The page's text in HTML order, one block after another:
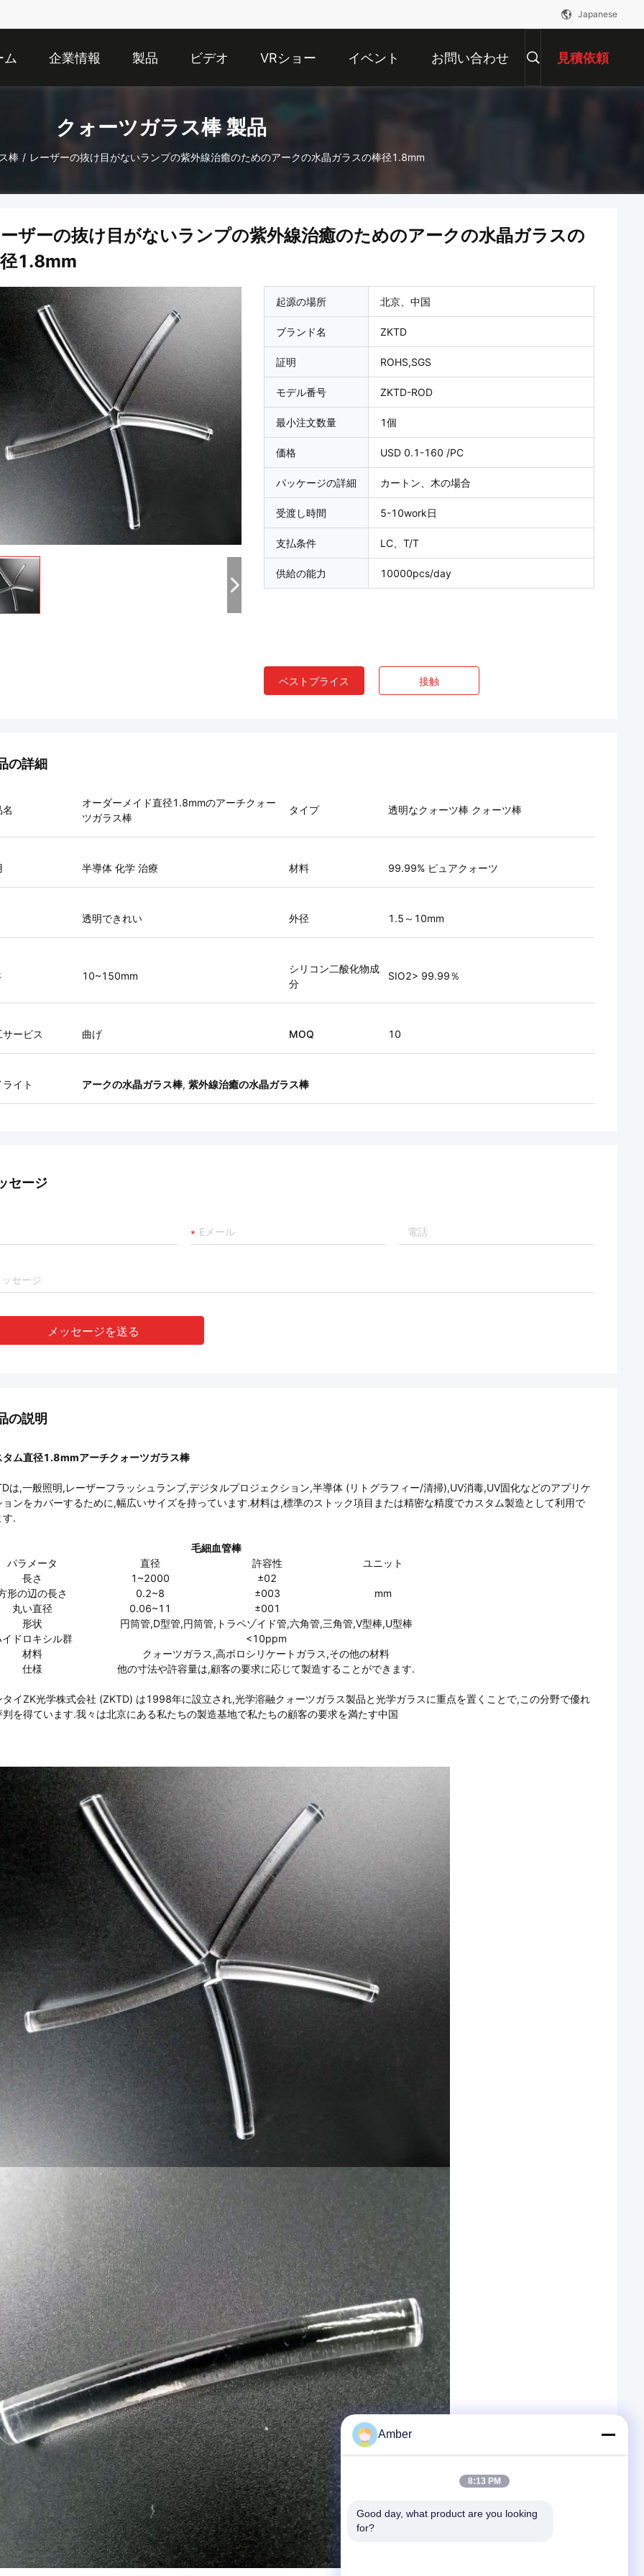
Japanese
ム 企業情報 製品 ビデオ VRショー イベント お問い合わせ 見積依頼
クォーツガラス棒 製品
棒 / レーザーの抜け目がないランプの紫外線治癒のためのアークの水晶ガラスの棒径1.8mm
ザーの抜け目がないランプの紫外線治癒のためのアークの水晶ガラスの
1.8mm
起源の場所 北京、中国
ブランド名 ZKTD
証明 ROHS,SGS
モデル番号 ZKTD-ROD
最小注文数量 1個
価格 USD 0.1-160 /PC
パッケージの詳細 カートン、木の場合
受渡し時間 5-10work日
支払条件 LC、T/T
供給の能力 10000pcs/day
ベストプライス 接触
の詳細
オーダーメイド直径1.8mmのアーチクォー
ツガラス棒
タイプ 透明なクォーツ棒 クォーツ棒
半導体 化学 治療 材料 99.99% ピュアクォーツ
透明できれい 外径 1.5～10mm
10~150mm
シリコン二酸化物成
分
SIO2> 99.99％
サービス 曲げ MOQ 10
イト アークの水晶ガラス棒, 紫外線治癒の水晶ガラス棒
セージ
メッセージを送る
の説明
タム直径1.8mmアーチクォーツガラス棒
は,一般照明,レーザーフラッシュランプ,デジタルプロジェクション,半導体 (リトグラフィー/清掃),UV消毒,UV固化などのアプリケ
ョンをカバーするために,幅広いサイズを持っています.材料は,標準のストック項目または精密な精度でカスタム製造として利用で
す.
毛細血管棒
パラメータ
直径 許容性
ユニット
長さ
1~2000
±02
mm
形の辺の長さ 0.2~8
±003
丸い直径
0.06~11
±001
形状
円筒管,D型管,円筒管,トラペゾイド管,六角管,三角管,V型棒,U型棒
イドロキシル群
<10ppm
材料
クォーツガラス,高ボロシリケートガラス,その他の材料
仕様
他の寸法や許容量は,顧客の要求に応じて製造することができます.
タイZK光学株式会社 (ZKTD) は1998年に設立され,光学溶融クォーツガラス製品と光学ガラスに重点を置くことで,この分野で優れ
判を得ています.我々は北京にある私たちの製造基地で私たちの顧客の要求を満たす中国
Amber
8:13 PM
Good day, what product are you looking
for?